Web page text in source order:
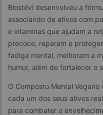
Biostévi desenvolveu a
associando de ativos com
e vitaminas que ajudam a
precoce, reparam e
fadiga mental, melhoram a
humor, além de fortalecer o
O Composto Mental
cada um dos seus ativos
para combater o